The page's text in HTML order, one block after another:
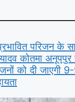
परिजन के
कोतमा
को दी जाएगी